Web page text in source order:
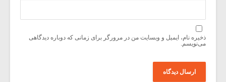
ذخیره نام، ایمیل و وبسایت من در مرورگر برای زمانی که دوباره دیدگاهی
می‌نویسم.